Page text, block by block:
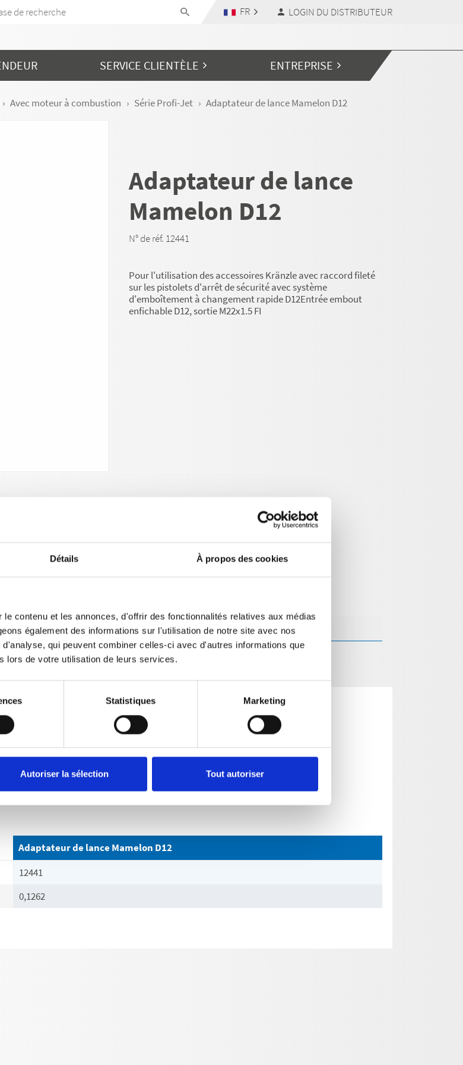
Détails À propos des cookies
contenu et les annonces, d'offrir des fonctionnalités relatives aux médias
également des informations sur l'utilisation de notre site avec nos
qui peuvent combiner celles-ci avec d'autres informations que
lors de votre utilisation de leurs services.
Statistiques Marketing
Autoriser la sélection Tout autoriser
FR LOGIN DU DISTRIBUTEUR
SERVICE CLIENTÈLE ENTREPRISE
Avec moteur à combustion Série Profi-Jet Adaptateur de lance Mamelon D12
Adaptateur de lance
Mamelon D12
N° de réf. 12441
Pour l'utilisation des accessoires Kränzle avec raccord fileté
sur les pistolets d'arrêt de sécurité avec système
d'emboîtement à changement rapide D12Entrée embout
enfichable D12, sortie M22x1.5 FI
Données techniques
Adaptateur de lance Mamelon D12
12441
0,1262